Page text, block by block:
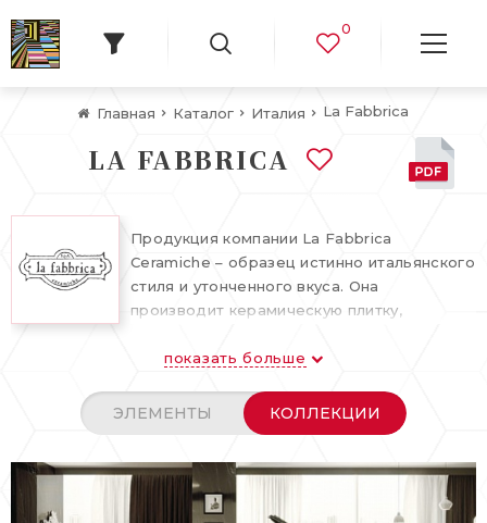
0
Главная Каталог Италия La Fabbrica
LA FABBRICA
Продукция компании La Fabbrica
Ceramiche – образец истинно итальянского
стиля и утонченного вкуса. Она
производит керамическую плитку,
качества и богатейшего по декору и
За 10 лет, прошедшие с момента
основания компании, марка завоевала
признание на всех континентах. Ее
предприятия располагаются в городе
Фаэнца, центре фаянсовой индустрии
показать больше
ЭЛЕМЕНТЫ КОЛЛЕКЦИИ